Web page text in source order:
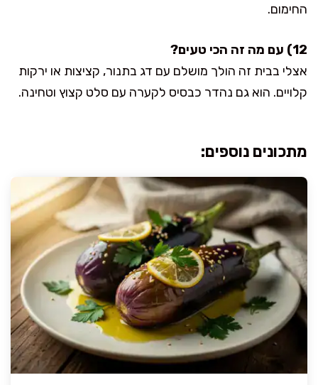
החימום.
12) עם מה זה הכי טעים?
אצלי בבית זה הולך מושלם עם דג בתנור, קציצות או ירקות
קלויים. הוא גם נהדר כבסיס לקערה עם סלט קצוץ וטחינה.
מתכונים נוספים: